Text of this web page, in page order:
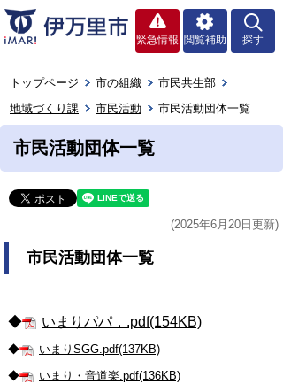
緊急情報 閲覧補助 探す
トップページ 市の組織
市民共生部
地域づくり課
市民活動 市民活動団体一覧
市民活動団体一覧
(2025年6月20日更新)
市民活動団体一覧
◆ いまりパパ．.pdf(154KB)
◆
いまりSGG.pdf(137KB)
◆
いまり・音道楽.pdf(136KB)